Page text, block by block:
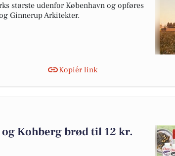
største udenfor København og opføres
Ginnerup Arkitekter.
Kopiér link
Kohberg brød til 12 kr.